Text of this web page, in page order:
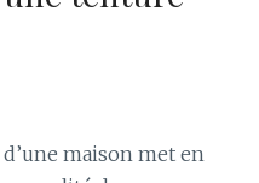
maison met en